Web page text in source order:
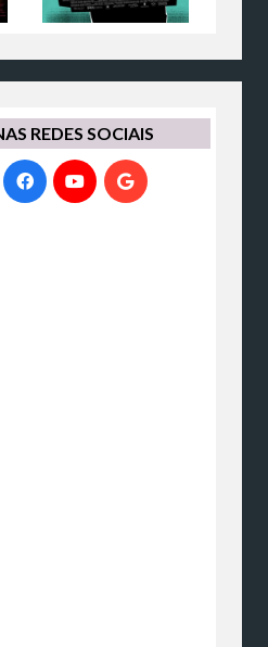
REDES SOCIAIS